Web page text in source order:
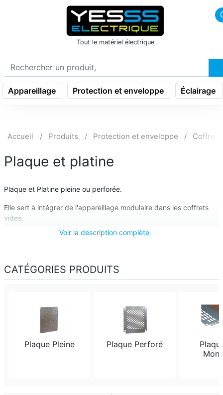
icon menu burger
Tout le matériel électrique
Appareillage Protection et enveloppe Éclairage
Accueil Produits Protection et enveloppe Coffret
Plaque et platine
Plaque et Platine pleine ou perforée.
Elle sert à intégrer de l'appareillage modulaire dans les coffrets
vides.
Voir la description complète
CATÉGORIES PRODUITS
Plaque Pleine Plaque Perforé